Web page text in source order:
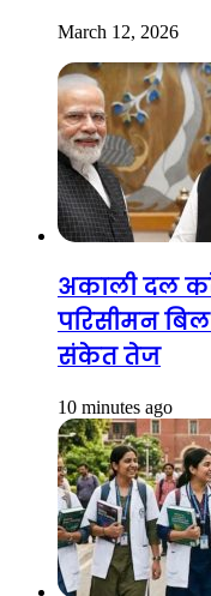
March 12, 2026
अकाली दल
परिसीमन
संकेत तेज
10 minutes ago